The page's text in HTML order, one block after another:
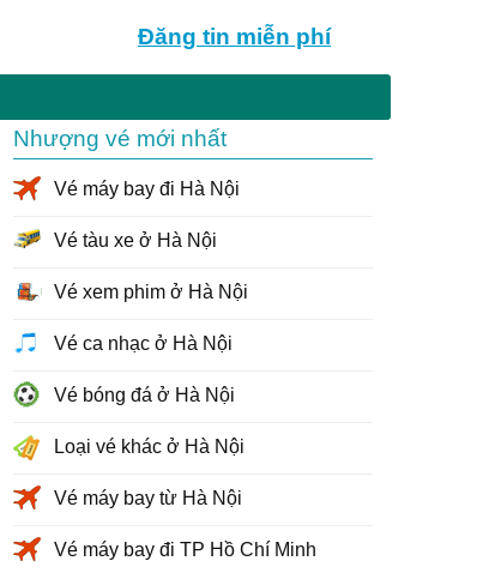
Đăng tin miễn phí
Nhượng vé mới nhất
Vé máy bay đi Hà Nội
Vé tàu xe ở Hà Nội
Vé xem phim ở Hà Nội
Vé ca nhạc ở Hà Nội
Vé bóng đá ở Hà Nội
Loại vé khác ở Hà Nội
Vé máy bay từ Hà Nội
Vé máy bay đi TP Hồ Chí Minh